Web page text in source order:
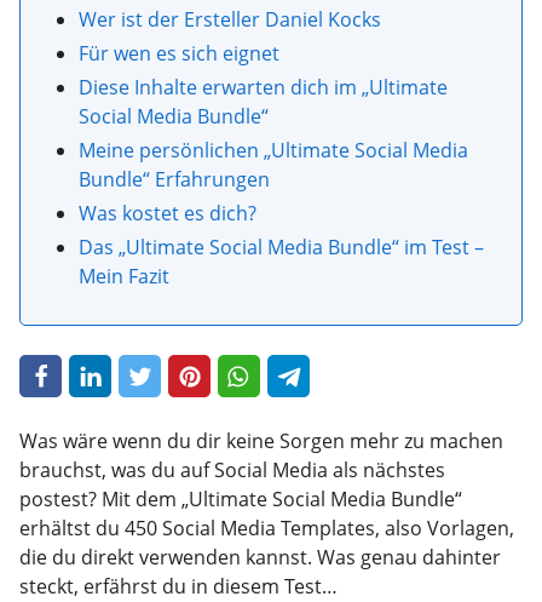
Wer ist der Ersteller Daniel Kocks
Für wen es sich eignet
Diese Inhalte erwarten dich im „Ultimate
Social Media Bundle“
Meine persönlichen „Ultimate Social Media
Bundle“ Erfahrungen
Was kostet es dich?
Das „Ultimate Social Media Bundle“ im Test –
Mein Fazit
Was wäre wenn du dir keine Sorgen mehr zu machen
brauchst, was du auf Social Media als nächstes
postest? Mit dem „Ultimate Social Media Bundle“
erhältst du 450 Social Media Templates, also Vorlagen,
die du direkt verwenden kannst. Was genau dahinter
steckt, erfährst du in diesem Test…